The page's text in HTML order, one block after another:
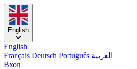
English
English
Français Deutsch Português العربية
Вход